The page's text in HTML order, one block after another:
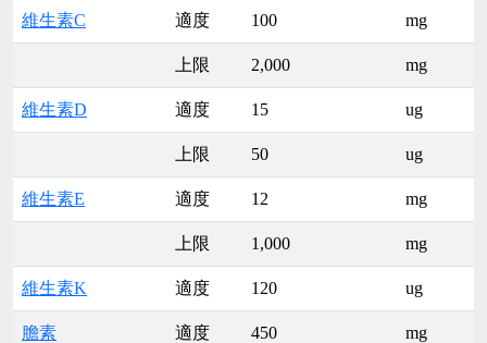
維生素C 適度 100 mg
上限 2,000 mg
維生素D 適度 15 ug
上限 50 ug
維生素E 適度 12 mg
上限 1,000 mg
維生素K 適度 120 ug
膽素 適度 450 mg